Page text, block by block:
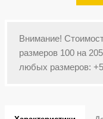
Внимание!
размеров 100 на
любых размеров: